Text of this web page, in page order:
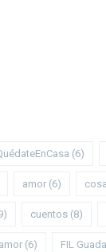
(6)
amor (6)
cuentos (8)
(6) FIL